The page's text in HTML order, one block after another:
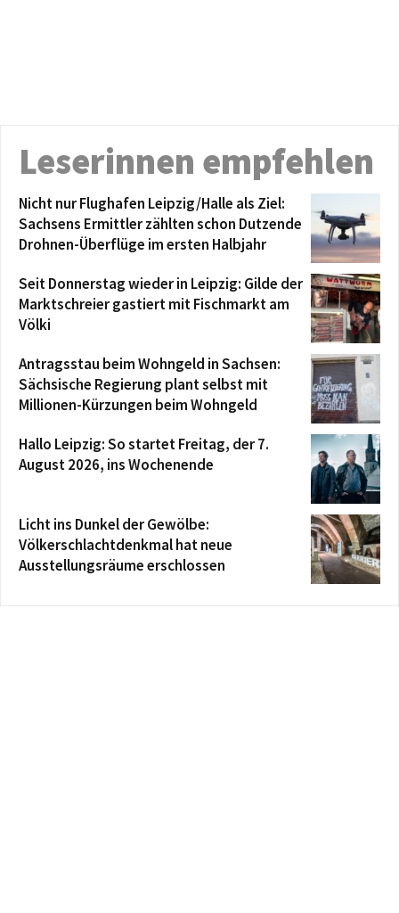
Leserinnen empfehlen
Nicht nur Flughafen Leipzig/Halle als Ziel:
Sachsens Ermittler zählten schon Dutzende
Drohnen-Überflüge im ersten Halbjahr
Seit Donnerstag wieder in Leipzig: Gilde der
Marktschreier gastiert mit Fischmarkt am
Völki
Antragsstau beim Wohngeld in Sachsen:
Sächsische Regierung plant selbst mit
Millionen-Kürzungen beim Wohngeld
Hallo Leipzig: So startet Freitag, der 7.
August 2026, ins Wochenende
Licht ins Dunkel der Gewölbe:
Völkerschlachtdenkmal hat neue
Ausstellungsräume erschlossen